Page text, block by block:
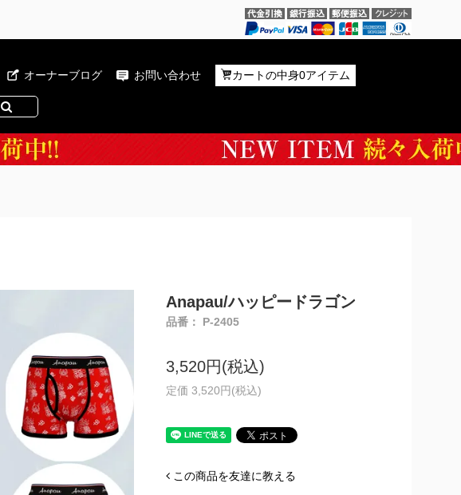
オーナーブログ お問い合わせ カートの中身0アイテム
Anapau/ハッピードラゴン
品番： P-2405
3,520円(税込)
定価 3,520円(税込)
この商品を友達に教える